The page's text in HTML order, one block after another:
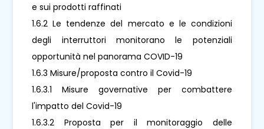
e sui prodotti raffinati
1.6.2 Le tendenze del mercato e le condizioni
degli interruttori monitorano le potenziali
opportunità nel panorama COVID-19
1.6.3 Misure/proposta contro il Covid-19
1.6.3.1 Misure governative per combattere
l'impatto del Covid-19
1.6.3.2 Proposta per il monitoraggio delle